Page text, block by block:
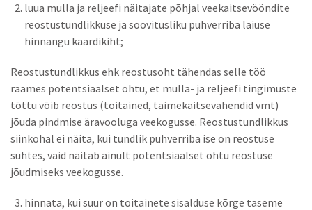
luua mulla ja reljeefi näitajate põhjal veekaitsevööndite
reostustundlikkuse ja soovitusliku puhverriba laiuse
hinnangu kaardikiht;
Reostustundlikkus ehk reostusoht tähendas selle töö
raames potentsiaalset ohtu, et mulla- ja reljeefi tingimuste
tõttu võib reostus (toitained, taimekaitsevahendid vmt)
jõuda pindmise äravooluga veekogusse. Reostustundlikkus
siinkohal ei näita, kui tundlik puhverriba ise on reostuse
suhtes, vaid näitab ainult potentsiaalset ohtu reostuse
jõudmiseks veekogusse.
hinnata, kui suur on toitainete sisalduse kõrge taseme